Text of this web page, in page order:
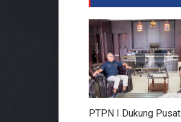
PTPN I Dukung Pusat